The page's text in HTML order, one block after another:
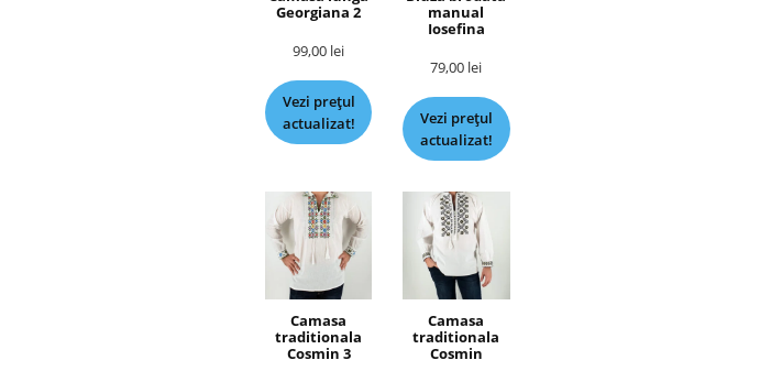
Georgiana 2
99,00 lei
Vezi prețul
actualizat!
manual
Iosefina
79,00 lei
Vezi prețul
actualizat!
Camasa
traditionala
Cosmin 3
Camasa
traditionala
Cosmin